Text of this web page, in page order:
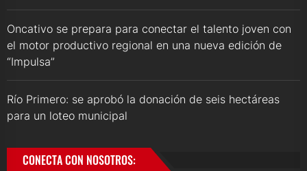
Oncativo se prepara para conectar el talento joven con
el motor productivo regional en una nueva edición de
“Impulsa”
Río Primero: se aprobó la donación de seis hectáreas
para un loteo municipal
CONECTA CON NOSOTROS: